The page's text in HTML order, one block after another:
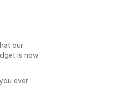
our
is now
ever